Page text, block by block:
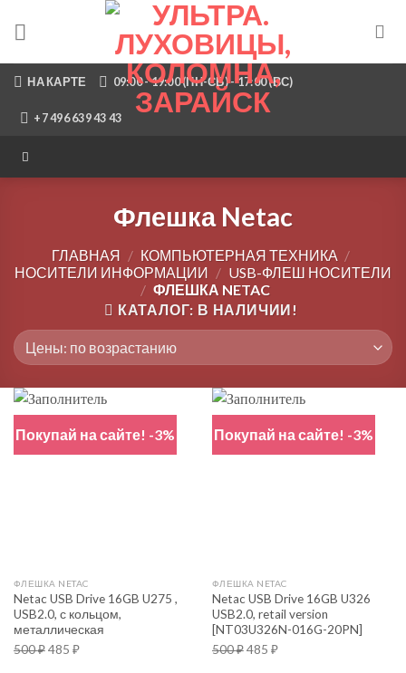
НА КАРТЕ 09:00 - 19:00 (ПН-СБ) - 17:00 (ВС)
+7 496 639 43 43
Флешка Netac
ГЛАВНАЯ / КОМПЬЮТЕРНАЯ ТЕХНИКА /
НОСИТЕЛИ ИНФОРМАЦИИ / USB-ФЛЕШ НОСИТЕЛИ
/ ФЛЕШКА NETAC
КАТАЛОГ: В НАЛИЧИИ!
Покупай на сайте! -3%
ФЛЕШКА NETAC
Netac USB Drive 16GB U275 ,
USB2.0, с кольцом,
металлическая
500₽ 485 ₽
Покупай на сайте! -3%
ФЛЕШКА NETAC
Netac USB Drive 16GB U326
USB2.0, retail version
[NT03U326N-016G-20PN]
500₽ 485 ₽